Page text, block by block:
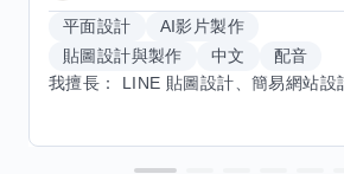
平面設計
AI影片製作
貼圖設計與製作
中文
配音